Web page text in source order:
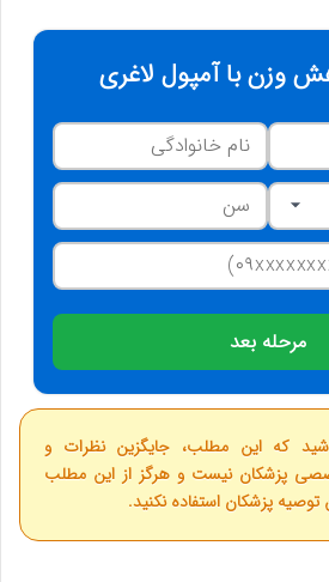
وزن با آمپول لاغری
مرحله بعد
که این مطلب، جایگزین نظرات و
پزشکان نیست و هرگز از این مطلب
توصیه پزشکان استفاده نکنید.